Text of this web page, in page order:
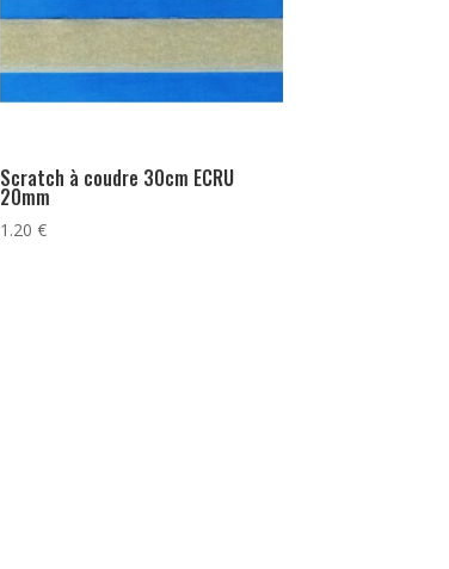
Scratch à coudre 30cm ECRU
20mm
1.20€